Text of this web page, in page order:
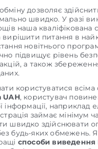
дозволяє
швидко. У разі
наша кваліфікована
вирішити питання в
новітнього
підвищує рівень
а також
користуватися всіма
UAH, користувач
інформації, наприклад
займає мінімум
швидко здійснювати
будь-яких обмежень.
способи